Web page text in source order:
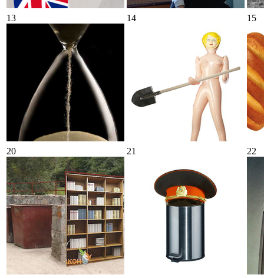
13 14 15
20 21 22